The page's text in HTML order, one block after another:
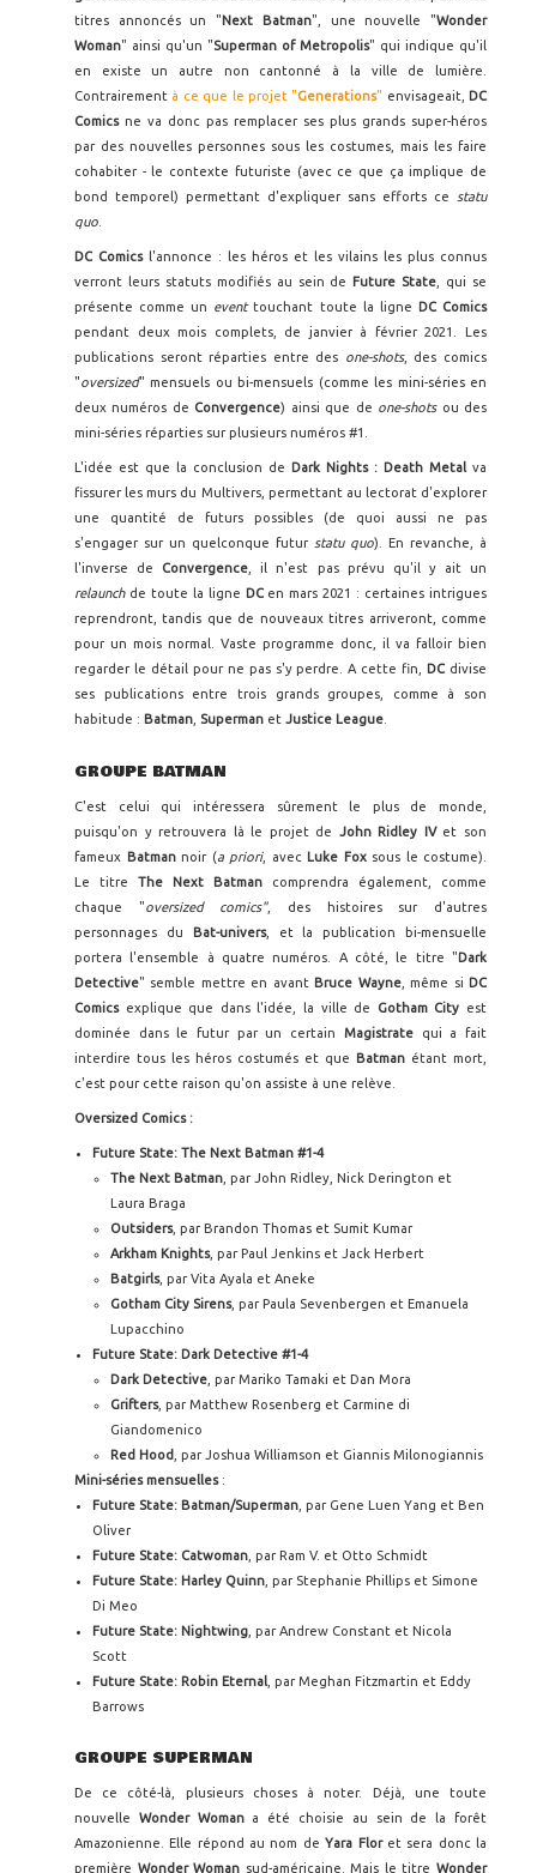
titres annoncés un " Next Batman", une nouvelle "Wonder
Woman" ainsi qu'un "Superman of Metropolis" qui indique qu'il
en existe un autre non cantonné à la ville de lumière.
Contrairement à ce que le projet "Generations" envisageait,
DC
Comics ne va donc pas remplacer ses plus grands super-héros
par des nouvelles personnes sous les costumes, mais les faire
cohabiter - le contexte futuriste (avec ce que ça implique de
bond temporel) permettant d'expliquer sans efforts ce statu
quo
DC Comics
l'annonce : les héros et les vilains les plus connus
verront leurs statuts modifiés au sein de
Future State , qui se
présente comme un event touchant toute la ligne
DC Comics
pendant deux mois complets, de janvier à février 2021. Les
publications seront réparties entre des one-shots, des comics
"oversized" mensuels ou bi-mensuels (comme les mini-séries en
deux numéros de Convergence) ainsi que de one-shots ou des
mini-séries réparties sur plusieurs numéros #1.
L'idée est que la conclusion de Dark Nights : Death Metal va
fissurer les murs du Multivers, permettant au lectorat d'explorer
une quantité de futurs possibles (de quoi aussi ne pas
s'engager sur un quelconque futur statu quo). En revanche, à
l'inverse de Convergence , il n'est pas prévu qu'il y ait un
relaunch de toute la ligne DC en mars 2021 : certaines intrigues
reprendront, tandis que de nouveaux titres arriveront, comme
pour un mois normal. Vaste programme donc, il va falloir bien
regarder le détail pour ne pas s'y perdre. A cette fin,
DC divise
ses publications entre trois grands groupes, comme à son
habitude : Batman Superman et Justice League
GROUPE BATMAN
C'est celui qui intéressera sûrement le plus de monde,
puisqu'on y retrouvera là le projet de John Ridley IV et son
fameux Batman noir (a priori, avec Luke Fox sous le costume).
Le titre The Next Batman comprendra également, comme
chaque "oversized comics", des histoires sur d'autres
personnages du
Bat-univers, et la publication bi-mensuelle
portera l'ensemble à quatre numéros. A côté, le titre "Dark
Detective" semble mettre en avant Bruce Wayne, même si DC
Comics explique que dans l'idée, la ville de Gotham City est
dominée dans le futur par un certain Magistrate
qui a fait
interdire tous les héros costumés et que Batman étant mort,
c'est pour cette raison qu'on assiste à une relève.
Oversized Comics :
Future State: The Next Batman #1-4
The Next Batman , par John Ridley, Nick Derington et
Laura Braga
Outsiders, par Brandon Thomas et Sumit Kumar
Arkham Knights, par Paul Jenkins et Jack Herbert
Batgirls, par Vita Ayala et Aneke
Gotham City Sirens, par Paula Sevenbergen et Emanuela
Lupacchino
Future State: Dark Detective #1-4
Dark Detective , par Mariko Tamaki et Dan Mora
Grifters, par Matthew Rosenberg et Carmine di
Giandomenico
Red Hood
, par Joshua Williamson et Giannis Milonogiannis
Mini-séries mensuelles :
Future State: Batman/Superman , par Gene Luen Yang et Ben
Oliver
Future State: Catwoman , par Ram V. et Otto Schmidt
Future State: Harley Quinn , par Stephanie Phillips et Simone
Di Meo
Future State: Nightwing , par Andrew Constant et Nicola
Scott
Future State: Robin Eternal , par Meghan Fitzmartin et Eddy
Barrows
GROUPE SUPERMAN
De ce côté-là, plusieurs choses à noter. Déjà, une toute
nouvelle Wonder Woman a été choisie au sein de la forêt
Amazonienne. Elle répond au nom deYara Flor et sera donc la
première Wonder Woman sud-américaine. Mais le titreWonder